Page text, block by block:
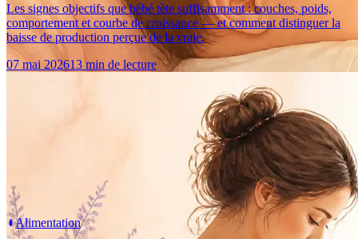
Les signes objectifs que bébé tète suffisamment : couches, poids,
comportement et courbe de croissance — et comment distinguer la
baisse de production perçue de la vraie.
07 mai 202613 min de lecture
Alimentation